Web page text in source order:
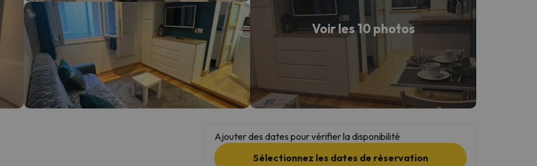
Voir les 10 photos
Ajouter des dates pour vérifier la disponibilité
Sélectionnez les dates de réservation